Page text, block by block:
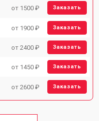
от 1500 ₽ Заказать
от 1900 ₽ Заказать
от 2400 ₽ Заказать
от 1450 ₽ Заказать
от 2600 ₽ Заказать